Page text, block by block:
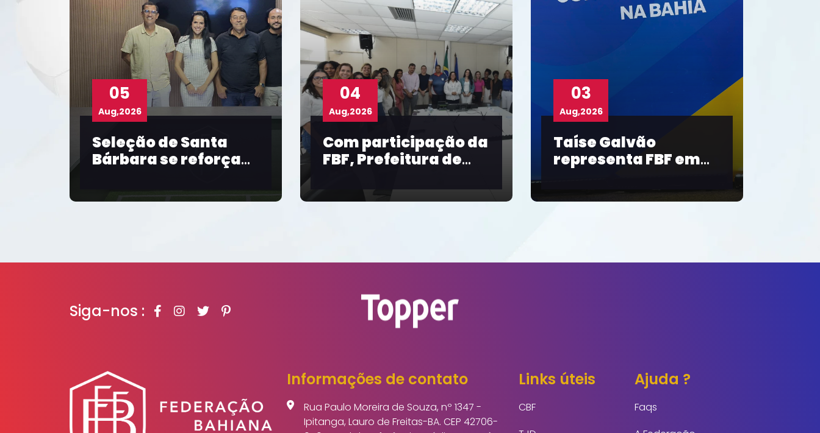
04
Aug,2026
Com participação da
FBF, Prefeitura de
bate-papo sobre
03
Aug,2026
Taíse Galvão
representa FBF em
Mobilização
Aug,2026
Fluminense de Feira
é campeão inédito
Siga-nos :
Informações de contato
Rua Paulo Moreira de Souza, nº 1347 -
Ipitanga, Lauro de Freitas-BA. CEP 42706-
Links úteis
CBF
Ajuda ?
Faqs